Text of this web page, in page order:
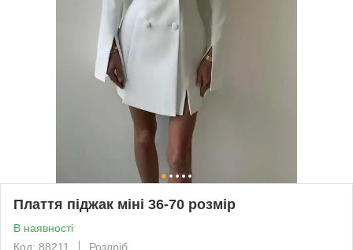
Плаття піджак міні 36-70 розмір
В наявності
Код: 88211
Роздріб